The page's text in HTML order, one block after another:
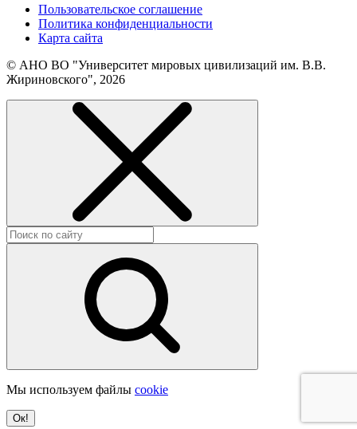
Пользовательское соглашение
Политика конфиденциальности
Карта сайта
© АНО ВО "Университет мировых цивилизаций им. В.В.
Жириновского", 2026
Мы используем файлы cookie
Ок!